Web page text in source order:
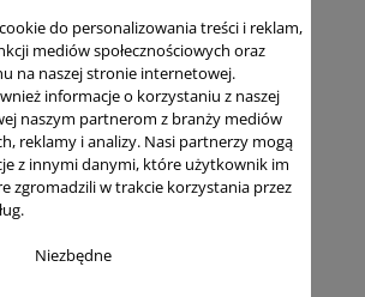
/Artykuly/ Nawożenie kukurydzy a jej
– Dr Witold Szczepaniak
a jej wschody -
- dr Witold Szczepaniak
kukurydzy trzeba
zalicza się ona do roślin
do personalizowania treści i reklam,
mediów społecznościowych oraz
na naszej stronie internetowej.
informacje o korzystaniu z naszej
naszym partnerom z branży mediów
reklamy i analizy. Nasi partnerzy mogą
z innymi danymi, które użytkownik im
zgromadzili w trakcie korzystania przez
Niezbędne